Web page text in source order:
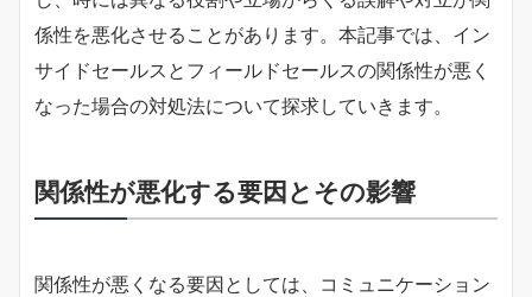
係性を悪化させることがあります。本記事では、イン
サイドセールスとフィールドセールスの関係性が悪く
なった場合の対処法について探求していきます。
関係性が悪化する要因とその影響
関係性が悪くなる要因としては、コミュニケーション